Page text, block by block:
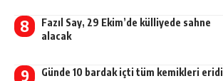
Fazıl Say, 29 Ekim’de külliyede sahne
alacak
Günde 10 bardak içti tüm kemikleri eridi